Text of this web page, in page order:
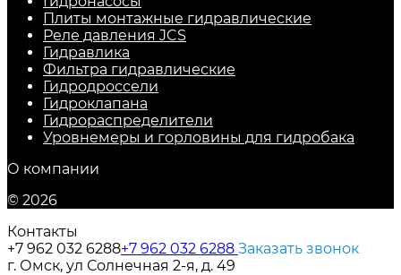
Плиты монтажные гидравлические
Реле давления JCS
Гидравлика
Фильтра гидравлические
Гидродроссели
Гидроклапана
Гидрораспределители
Уровнемеры и горловины для гидробака
О компании
© 2026
Контакты
+7 962 032 6288+7 962 032 6288 Заказать звонок
г. Омск, ул Солнечная 2-я, д. 49